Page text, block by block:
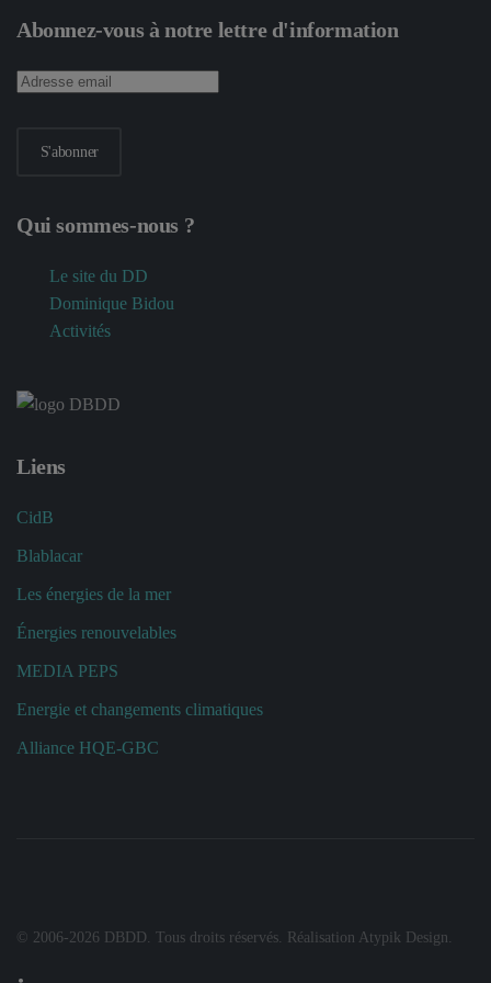
Abonnez-vous à notre lettre d'information
S'abonner
Qui sommes-nous ?
Le site du DD
Dominique Bidou
Activités
Liens
CidB
Blablacar
Les énergies de la mer
Énergies renouvelables
MEDIA PEPS
Energie et changements climatiques
Alliance HQE-GBC
© 2006-2026 DBDD. Tous droits réservés. Réalisation Atypik Design